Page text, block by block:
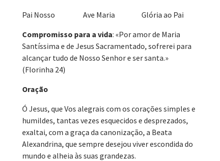
Pai Nosso Ave Maria Glória ao Pai
Compromisso para a vida: «Por amor de Maria
Santíssima e de Jesus Sacramentado, sofrerei para
alcançar tudo de Nosso Senhor e ser santa.»
(Florinha 24)
Oração
Ó Jesus, que Vos alegrais com os corações simples e
humildes, tantas vezes esquecidos e desprezados,
exaltai, com a graça da canonização, a Beata
Alexandrina, que sempre desejou viver escondida do
mundo e alheia às suas grandezas.